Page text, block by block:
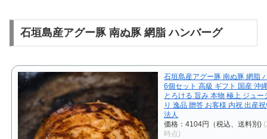
石垣島産アグー豚 南ぬ豚 網脂 ハンバーグ
石垣島産アグー豚 南ぬ豚 網脂
6個セット 高級 ギフト 国産 沖
とろける 旨み 本物 極上 ジュー
り 逸品 贈答 お客様 内祝 出産
法人
価格：4104円（税込、送料別)
時点)